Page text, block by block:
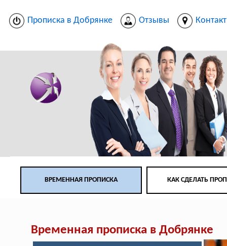
Прописка в Добрянке Отзывы
ВРЕМЕННАЯ ПРОПИСКА КАК СДЕЛАТЬ
Временная прописка в Добрянке